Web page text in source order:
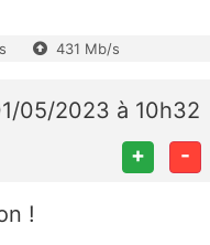
431 Mb/s
05/2023 à 10h32
+ -
!